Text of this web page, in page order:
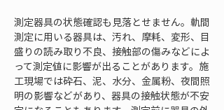
測定器具の状態確認も見落とせません。軌間
測定に用いる器具は、汚れ、摩耗、変形、目
盛りの読み取り不良、接触部の傷みなどによ
って測定値に影響が出ることがあります。施
工現場では砕石、泥、水分、金属粉、夜間照
明の影響などがあり、器具の接触状態が不安